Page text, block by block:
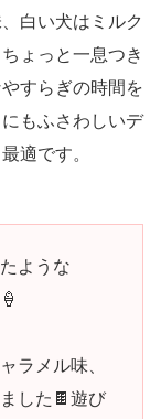
白い犬はミルク
ょっと一息つき
すらぎの時間を
もふさわしいデ
適です。
ような
ラメル味、
した🍫遊び